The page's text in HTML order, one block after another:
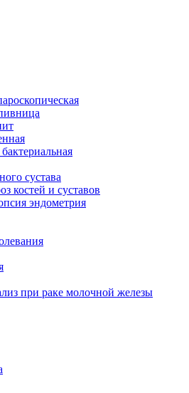
сустава
костей и суставов
эндометрия
при раке молочной железы